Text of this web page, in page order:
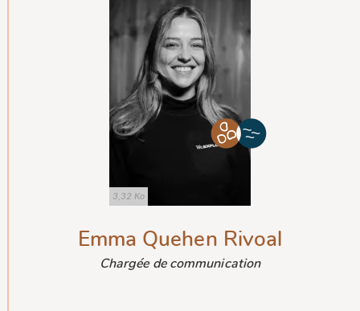
3,32 Ko
Emma Quehen Rivoal
Chargée de communication